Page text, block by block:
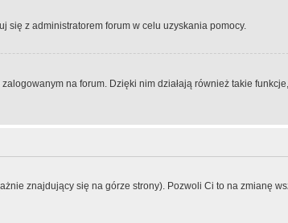
się z administratorem forum w celu uzyskania pomocy.
na forum. Dzięki nim działają również takie
znajdujący się na górze strony). Pozwoli Ci to na zmianę